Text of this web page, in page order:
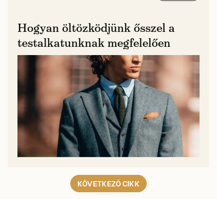
Hogyan öltözködjünk ősszel a
testalkatunknak megfelelően
KÖVETKEZŐ CIKK